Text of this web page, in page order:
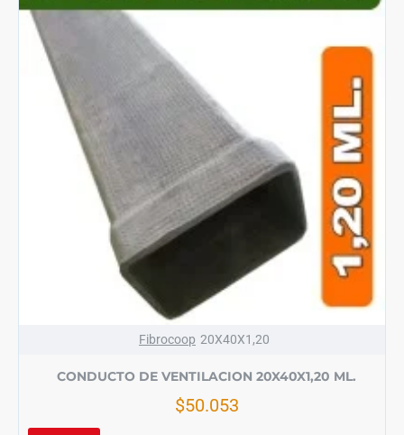
Fibrocoop 20X40X1,20
CONDUCTO DE VENTILACION 20X40X1,20 ML.
$50.053